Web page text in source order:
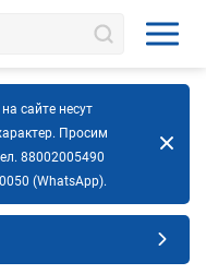
сайте несут
Просим
88002005490
(WhatsApp).